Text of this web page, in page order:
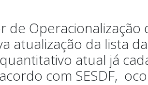
Operacionalização
atualização da lista
atual já
com SESDF,